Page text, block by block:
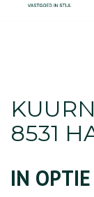
8531
IN OPTIE